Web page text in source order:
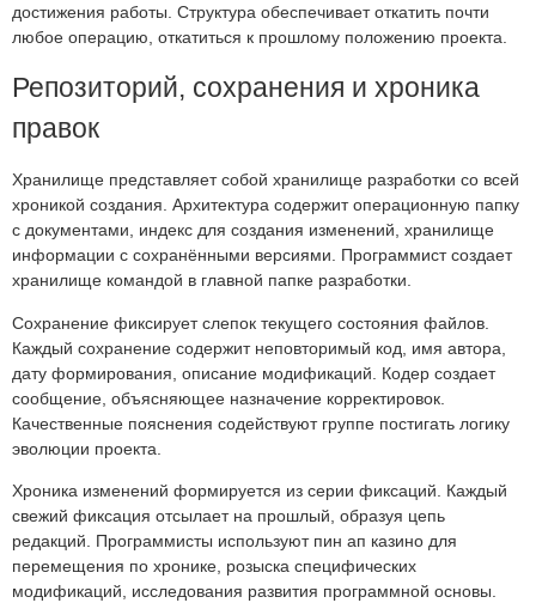
достижения работы. Структура обеспечивает откатить почти
любое операцию, откатиться к прошлому положению проекта.
Репозиторий, сохранения и хроника
правок
Хранилище представляет собой хранилище разработки со всей
хроникой создания. Архитектура содержит операционную папку
с документами, индекс для создания изменений, хранилище
информации с сохранёнными версиями. Программист создает
хранилище командой в главной папке разработки.
Сохранение фиксирует слепок текущего состояния файлов.
Каждый сохранение содержит неповторимый код, имя автора,
дату формирования, описание модификаций. Кодер создает
сообщение, объясняющее назначение корректировок.
Качественные пояснения содействуют группе постигать логику
эволюции проекта.
Хроника изменений формируется из серии фиксаций. Каждый
свежий фиксация отсылает на прошлый, образуя цепь
редакций. Программисты используют пин ап казино для
перемещения по хронике, розыска специфических
модификаций, исследования развития программной основы.